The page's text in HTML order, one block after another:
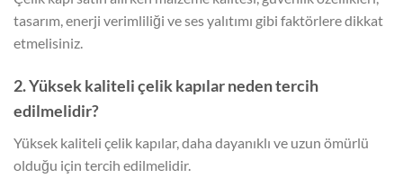
tasarım, enerji verimliliği ve ses yalıtımı gibi faktörlere dikkat
etmelisiniz.
2. Yüksek kaliteli çelik kapılar neden tercih
edilmelidir?
Yüksek kaliteli çelik kapılar, daha dayanıklı ve uzun ömürlü
olduğu için tercih edilmelidir.